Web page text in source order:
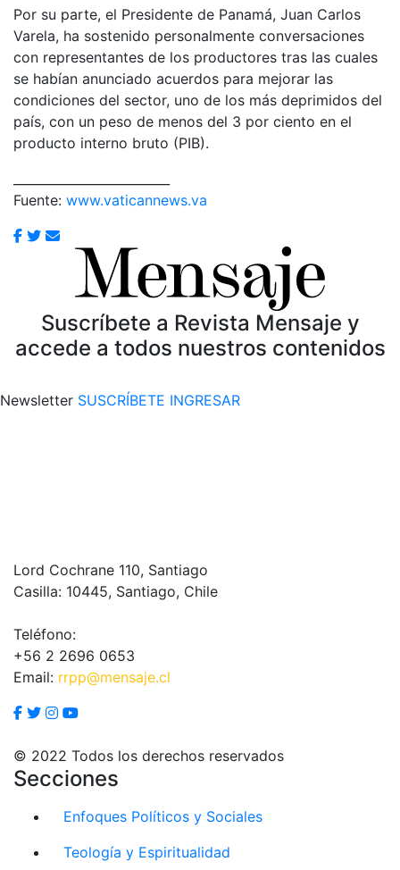
Por su parte, el Presidente de Panamá, Juan Carlos
Varela, ha sostenido personalmente conversaciones
con representantes de los productores tras las cuales
se habían anunciado acuerdos para mejorar las
condiciones del sector, uno de los más deprimidos del
país, con un peso de menos del 3 por ciento en el
producto interno bruto (PIB).
Fuente: www.vaticannews.va
Suscríbete a Revista Mensaje y
accede a todos nuestros contenidos
Newsletter SUSCRÍBETE INGRESAR
Lord Cochrane 110, Santiago
Casilla: 10445, Santiago, Chile
Teléfono:
+56 2 2696 0653
Email: rrpp@mensaje.cl
© 2022 Todos los derechos reservados
Secciones
Enfoques Políticos y Sociales
Teología y Espiritualidad